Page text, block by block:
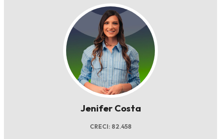
Jenifer Costa
CRECI: 82.458